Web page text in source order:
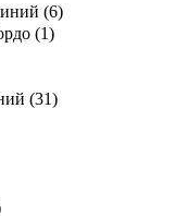
(6)
(1)
(31)